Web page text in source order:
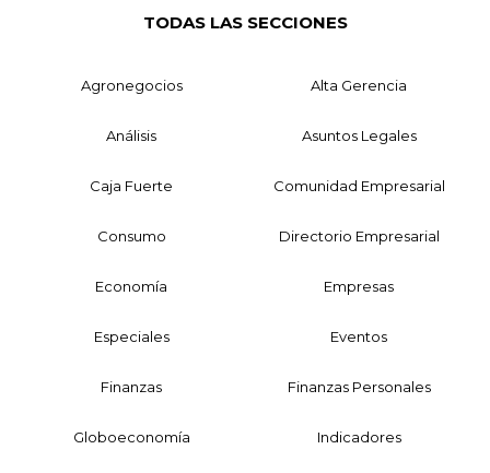
TODAS LAS SECCIONES
Agronegocios Alta Gerencia
Análisis Asuntos Legales
Caja Fuerte Comunidad Empresarial
Consumo Directorio Empresarial
Economía Empresas
Especiales Eventos
Finanzas Finanzas Personales
Globoeconomía Indicadores